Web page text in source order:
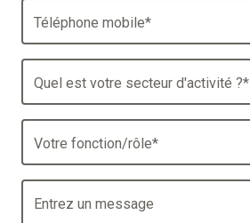
Téléphone mobile*
Quel est votre secteur d'activité ?*
Votre fonction/rôle*
Entrez un message